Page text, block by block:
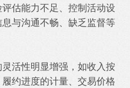
估能力不足、控制活动设
与沟通不畅、缺乏监督等
活性明显增强，如收入按
约进度的计量、交易价格